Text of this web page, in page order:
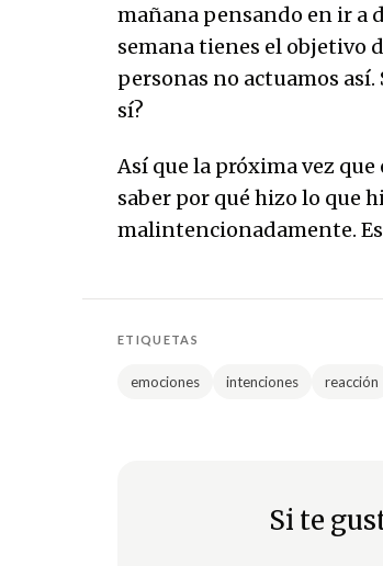
mañana pensando en ir a
semana tienes el objetivo
personas no actuamos así.
sí?
Así que la próxima vez
saber por qué hizo lo que
malintencionadamente.
ETIQUETAS
emociones intenciones reacción
Si te